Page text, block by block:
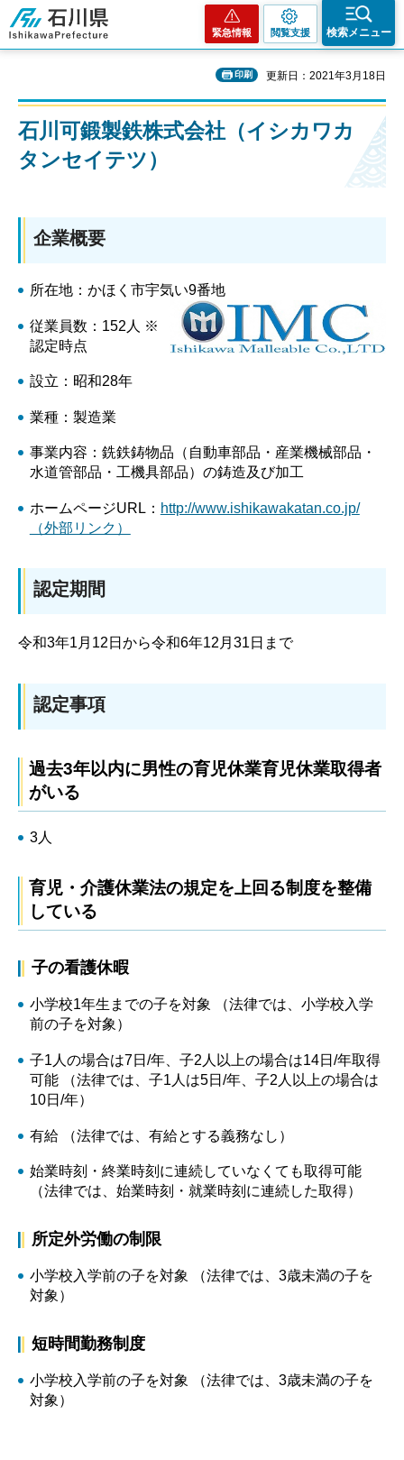
石川県
緊急情報 閲覧支援 検索メニュー
印刷 更新日：2021年3月18日
石川可鍛製鉄株式会社（イシカワカ
タンセイテツ）
企業概要
所在地：かほく市宇気い9番地
従業員数：152人 ※
認定時点
設立：昭和28年
業種：製造業
事業内容：銑鉄鋳物品（自動車部品・産業機械部品・
水道管部品・工機具部品）の鋳造及び加工
ホームページURL： http://www.ishikawakatan.co.jp/
（外部リンク）
認定期間
令和3年1月12日から令和6年12月31日まで
認定事項
過去3年以内に男性の育児休業育児休業取得者
がいる
3人
育児・介護休業法の規定を上回る制度を整備
している
子の看護休暇
小学校1年生までの子を対象 （法律では、小学校入学
前の子を対象）
子1人の場合は7日/年、子2人以上の場合は14日/年取得
可能 （法律では、子1人は5日/年、子2人以上の場合は
10日/年）
有給 （法律では、有給とする義務なし）
始業時刻・終業時刻に連続していなくても取得可能
（法律では、始業時刻・就業時刻に連続した取得）
所定外労働の制限
小学校入学前の子を対象 （法律では、3歳未満の子を
対象）
短時間勤務制度
小学校入学前の子を対象 （法律では、3歳未満の子を
対象）